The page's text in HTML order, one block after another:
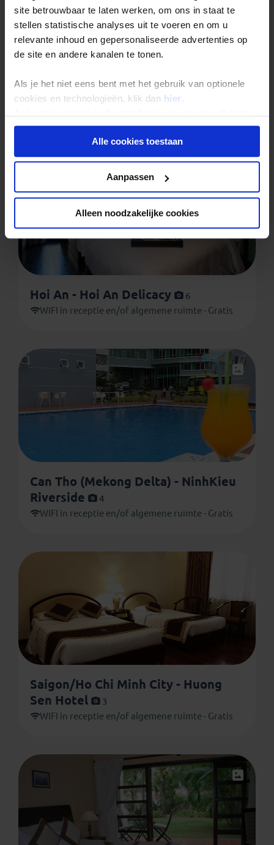
site betrouwbaar te laten werken, om ons in staat te
stellen statistische analyses uit te voeren en om u
relevante inhoud en gepersonaliseerde advertenties op
de site en andere kanalen te tonen.
Als je het niet eens bent met het gebruik van optionele
cookies en technologieën, klik dan hier .
onder aan de pagina op elk gewenst moment voor de
toekomst wijzigen.Alle cookies toestaan
Aanpassen
Alleen noodzakelijke cookies
Hue - Mondial Hotel
WIFI in receptie en/of algemene ruimte - Gratis
Hoi An - Hoi An Delicacy
6
WIFI in receptie en/of algemene ruimte - Gratis
Can Tho (Mekong Delta) - NinhKieu
Riverside
4
WIFI in receptie en/of algemene ruimte - Gratis
Saigon/Ho Chi Minh City - Huong
Sen Hotel
3
WIFI in receptie en/of algemene ruimte - Gratis